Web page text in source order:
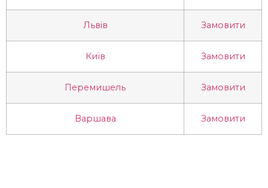
Львів Замовити
Київ Замовити
Перемишель Замовити
Варшава Замовити